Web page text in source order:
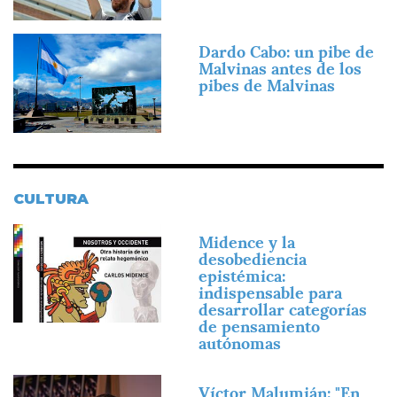
Imagen
Dardo Cabo: un pibe de
Malvinas antes de los
pibes de Malvinas
CULTURA
Imagen
Midence y la
desobediencia
epistémica:
indispensable para
desarrollar categorías
de pensamiento
autónomas
Imagen